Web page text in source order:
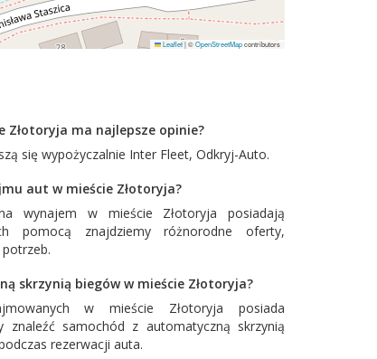
Leaflet|©OpenStreetMapcontributors
Złotoryja ma najlepsze opinie?
się wypożyczalnie Inter Fleet, Odkryj-Auto.
aut w mieście Złotoryja?
wynajem w mieście Złotoryja posiadają
pomocą znajdziemy różnorodne oferty,
skrzynią biegów w mieście Złotoryja?
w mieście Złotoryja posiada
znaleźć samochód z automatyczną skrzynią
rezerwacji auta.